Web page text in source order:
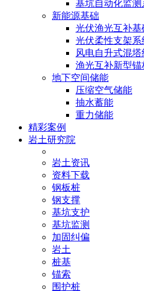
基坑自动化监测
新能源基础
光伏渔光互补基
光伏柔性支架系
风电自升式混塔
渔光互补新型
地下空间储能
压缩空气储能
抽水蓄能
重力储能
精彩案例
岩土研究院
岩土资讯
资料下载
钢板桩
钢支撑
基坑支护
基坑监测
加固纠偏
岩土
桩基
锚索
围护桩